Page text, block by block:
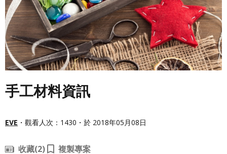
手工材料資訊
EVE ・觀看人次：1430・於 2018年05月08日
收藏(2) 複製專案